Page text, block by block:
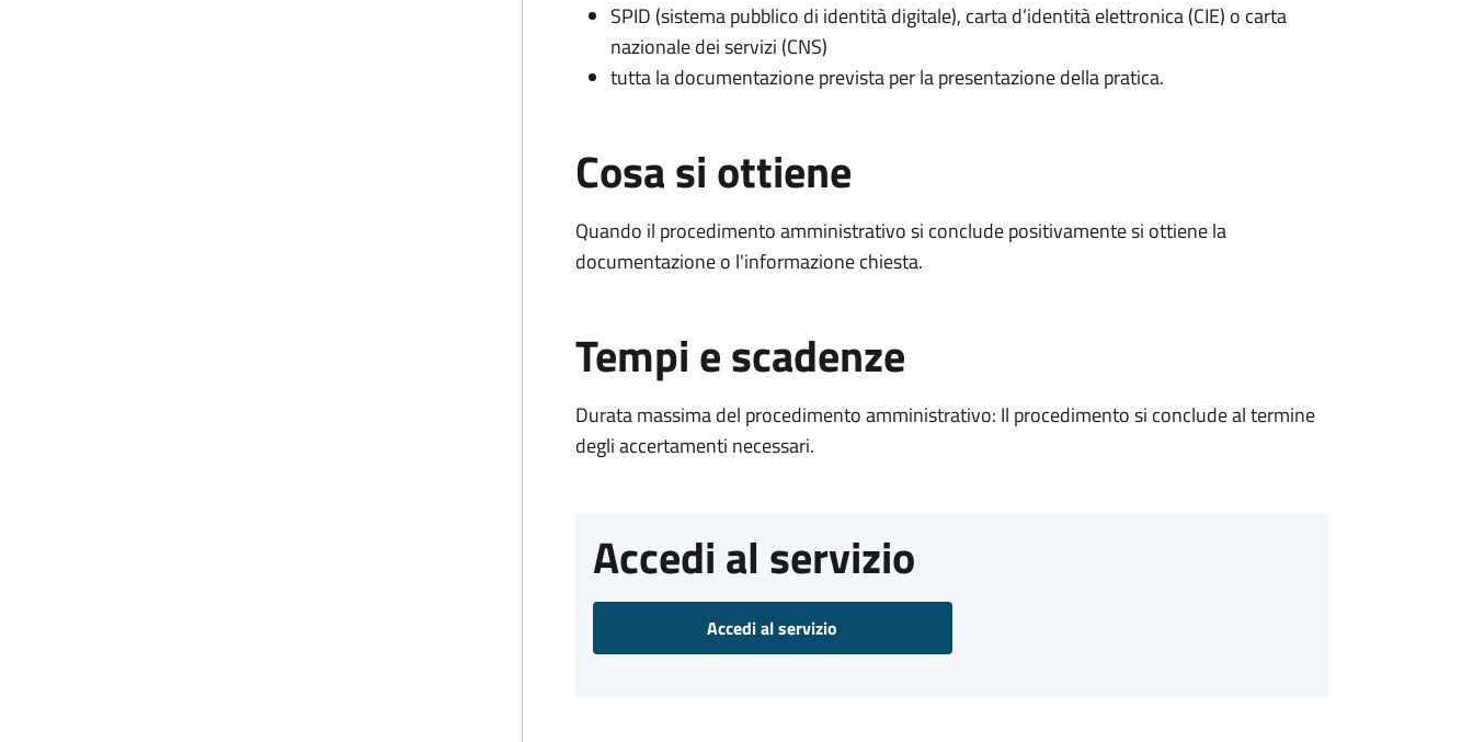
SPID (sistema pubblico di identità digitale), carta d’identità elettronica (CIE) o carta
nazionale dei servizi (CNS)
tutta la documentazione prevista per la presentazione della pratica.
Cosa si ottiene
Quando il procedimento amministrativo si conclude positivamente si ottiene la
documentazione o l'informazione chiesta.
Tempi e scadenze
Durata massima del procedimento amministrativo: Il procedimento si conclude al termine
degli accertamenti necessari.
Accedi al servizio
Accedi al servizio